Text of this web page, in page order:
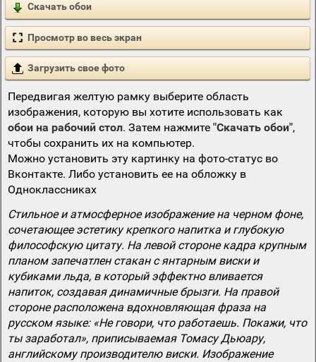
Скачать обои
Просмотр во весь экран
Загрузить свое фото
Передвигая желтую рамку выберите область
изображения, которую вы хотите использовать как
обои на рабочий стол. Затем нажмите "Скачать обои",
чтобы сохранить их на компьютер.
Можно установить эту картинку на фото-статус во
Вконтакте. Либо установить ее на обложку в
Одноклассниках
Стильное и атмосферное изображение на черном фоне,
сочетающее эстетику крепкого напитка и глубокую
философскую цитату. На левой стороне кадра крупным
планом запечатлен стакан с янтарным виски и
кубиками льда, в который эффектно вливается
напиток, создавая динамичные брызги. На правой
стороне расположена вдохновляющая фраза на
русском языке: «Не говори, что работаешь. Покажи, что
ты заработал», приписываемая Томасу Дьюару,
английскому производителю виски. Изображение